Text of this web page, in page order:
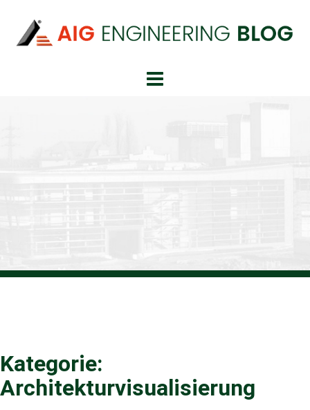
Inhalt
Kategorie:
Architekturvisualisierung